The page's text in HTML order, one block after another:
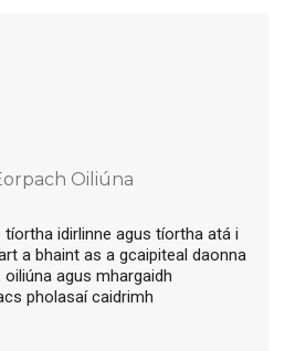
Oiliúna
tíortha idirlinne agus tíortha atá i
a bhaint as a gcaipiteal daonna
agus mhargaidh
pholasaí caidrimh